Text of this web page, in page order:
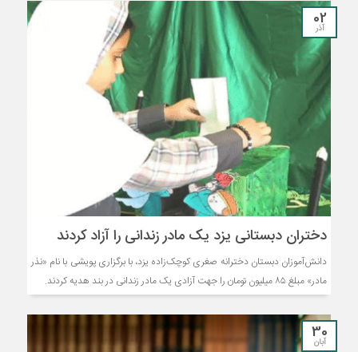
02
آذر
دختران دبستانی یزد یک مادر زندانی را آزاد کردند
دانش‌آموزان دبستان دخترانه صغری کوچک‌زاده یزد، با برگزاری پویشی با نام «نذر
مادر» مبلغ ٨۵ میلیون تومان را جهت آزادی یک مادر زندانی در بند هدیه کردند.
30
آبان